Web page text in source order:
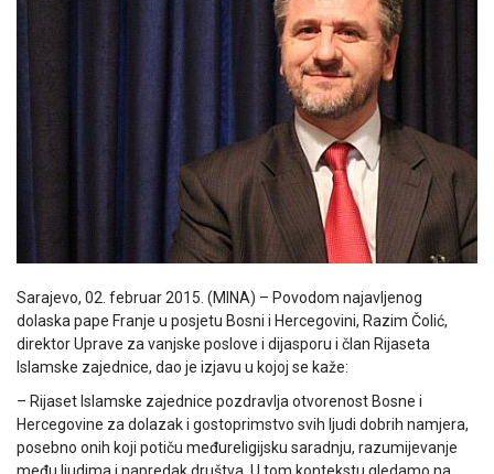
Sarajevo, 02. februar 2015. (MINA) – Povodom najavljenog
dolaska pape Franje u posjetu Bosni i Hercegovini, Razim Čolić,
direktor Uprave za vanjske poslove i dijasporu i član Rijaseta
Islamske zajednice, dao je izjavu u kojoj se kaže:
– Rijaset Islamske zajednice pozdravlja otvorenost Bosne i
Hercegovine za dolazak i gostoprimstvo svih ljudi dobrih namjera,
posebno onih koji potiču međureligijsku saradnju, razumijevanje